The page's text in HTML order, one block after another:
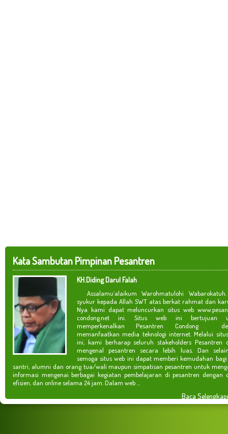
Kata Sambutan Pimpinan Pesantren
KH.Diding Darul Falah
Assalamu`alaikum Warohmatulohi
syukur kepada Allah SWT atas berkat rahmat dan
Nya kami dapat meluncurkan situs web
condong.net ini. Situs web ini bertujuan
memperkenalkan Pesantren Condong
memanfaatkan media teknologi internet. Melalui
ini, kami berharap seluruh stakeholders Pesantren
mengenal pesantren secara lebih luas. Dan
semoga situs web ini dapat memberi kemudahan
santri, alumni dan orang tua/wali maupun simpatisan pesantren untuk
informasi mengenai berbagai kegiatan pembelajaran di pesantren dengan
efisien, dan online selama 24 jam. Dalam web ...
Baca